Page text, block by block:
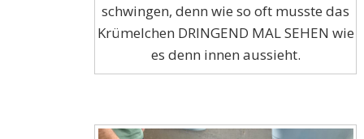
schwingen, denn wie so oft musste das
Krümelchen DRINGEND MAL SEHEN wie
es denn innen aussieht.